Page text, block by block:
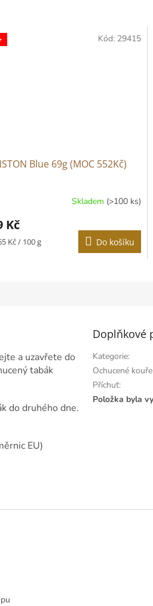
Blue 69g (MOC 552Kč)
Skladem (>100 ks)
Kč
Kč / 100 g Do košíku
Kód: 29415
a uzavřete do
tabák
do druhého dne.
EU)
Doplňkové
Kategorie:
Ochucené
Příchuť:
Položka byla